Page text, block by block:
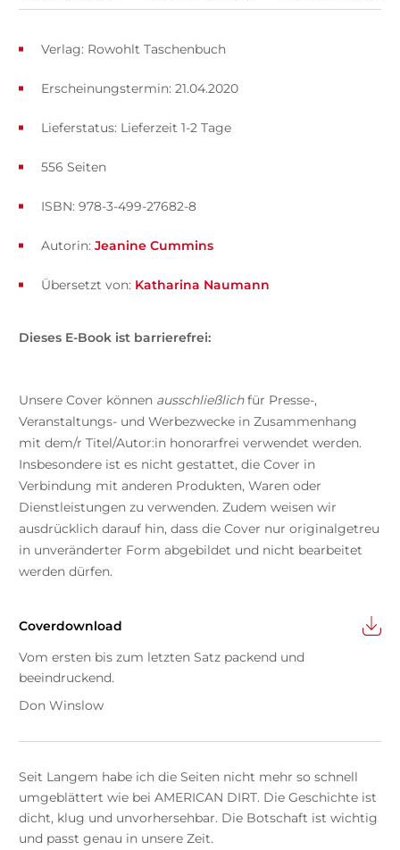
Verlag: Rowohlt Taschenbuch
Übersetzt von: Katharina Naumann
Erscheinungstermin: 21.04.2020
Lieferstatus: Lieferzeit 1-2 Tage
ISBN: 978-3-499-27682-8
556 Seiten
Autorin: Jeanine Cummins
Dieses E-Book ist barrierefrei:
Unsere Cover können ausschließlichfür Presse-,
Veranstaltungs- und Werbezwecke in Zusammenhang
mit dem/r Titel/Autor:in honorarfrei verwendet werden.
Insbesondere ist es nicht gestattet, die Cover in
Verbindung mit anderen Produkten, Waren oder
Dienstleistungen zu verwenden. Zudem weisen wir
ausdrücklich darauf hin, dass die Cover nur originalgetreu
in unveränderter Form abgebildet und nicht bearbeitet
werden dürfen.
Coverdownload
Vom ersten bis zum letzten Satz packend und
beeindruckend.
Don Winslow
Seit Langem habe ich die Seiten nicht mehr so schnell
umgeblättert wie bei AMERICAN DIRT. Die Geschichte ist
dicht, klug und unvorhersehbar. Die Botschaft ist wichtig
und passt genau in unsere Zeit.